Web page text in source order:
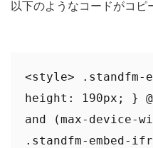
以下のようなコードがコピ
<style> .standfm-
height: 190px; }
and (max-device-
.standfm-embed-